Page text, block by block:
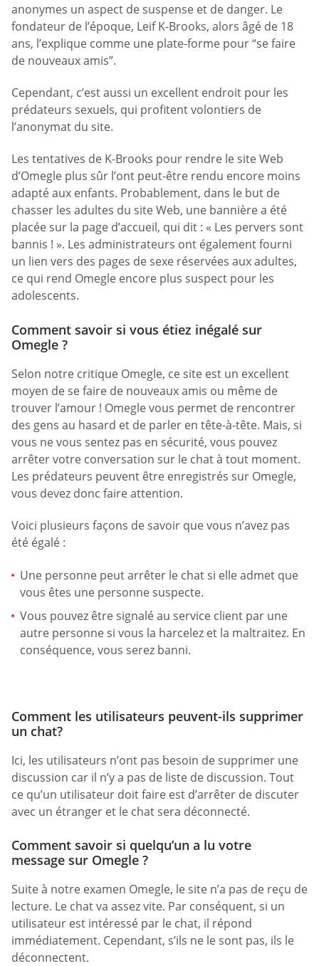
anonymes un aspect de suspense et de danger. Le
fondateur de l’époque, Leif K-Brooks, alors âgé de 18
ans, l’explique comme une plate-forme pour “se faire
de nouveaux amis”.
Cependant, c’est aussi un excellent endroit pour les
prédateurs sexuels, qui profitent volontiers de
l’anonymat du site.
Les tentatives de K-Brooks pour rendre le site Web
d’Omegle plus sûr l’ont peut-être rendu encore moins
adapté aux enfants. Probablement, dans le but de
chasser les adultes du site Web, une bannière a été
placée sur la page d’accueil, qui dit : « Les pervers sont
bannis ! ». Les administrateurs ont également fourni
un lien vers des pages de sexe réservées aux adultes,
ce qui rend Omegle encore plus suspect pour les
adolescents.
Comment savoir si vous étiez inégalé sur
Omegle ?
Selon notre critique Omegle, ce site est un excellent
moyen de se faire de nouveaux amis ou même de
trouver l’amour ! Omegle vous permet de rencontrer
des gens au hasard et de parler en tête-à-tête. Mais, si
vous ne vous sentez pas en sécurité, vous pouvez
arrêter votre conversation sur le chat à tout moment.
Les prédateurs peuvent être enregistrés sur Omegle,
vous devez donc faire attention.
Voici plusieurs façons de savoir que vous n’avez pas
été égalé :
Une personne peut arrêter le chat si elle admet que
vous êtes une personne suspecte.
Vous pouvez être signalé au service client par une
autre personne si vous la harcelez et la maltraitez. En
conséquence, vous serez banni.
Comment les utilisateurs peuvent-ils supprimer
un chat?
Ici, les utilisateurs n’ont pas besoin de supprimer une
discussion car il n’y a pas de liste de discussion. Tout
ce qu’un utilisateur doit faire est d’arrêter de discuter
avec un étranger et le chat sera déconnecté.
Comment savoir si quelqu’un a lu votre
message sur Omegle ?
Suite à notre examen Omegle, le site n’a pas de reçu de
lecture. Le chat va assez vite. Par conséquent, si un
utilisateur est intéressé par le chat, il répond
immédiatement. Cependant, s’ils ne le sont pas, ils le
déconnectent.